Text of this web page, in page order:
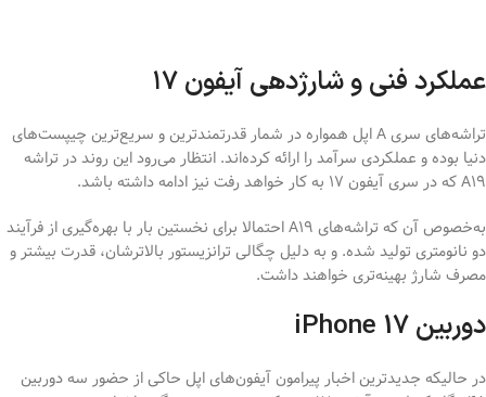
عملکرد فنی و شارژدهی آیفون ۱۷
تراشه‌های سری A اپل همواره در شمار قدرتمندترین و سریع‌ترین چیپست‌های
دنیا بوده و عملکردی سرآمد را ارائه کرده‌اند. انتظار می‌رود این روند در تراشه
A19 که در سری آیفون 17 به کار خواهد رفت نیز ادامه داشته باشد.
به‌خصوص آن که تراشه‌های A19 احتمالا برای نخستین بار با بهره‌گیری از فرآیند
دو نانومتری تولید شده. و به دلیل چگالی ترانزیستور بالاترشان، قدرت بیشتر و
مصرف شارژ بهینه‌تری خواهند داشت.
دوربین iPhone 17
در حالیکه جدیدترین اخبار پیرامون آیفون‌های اپل حاکی از حضور سه دوربین